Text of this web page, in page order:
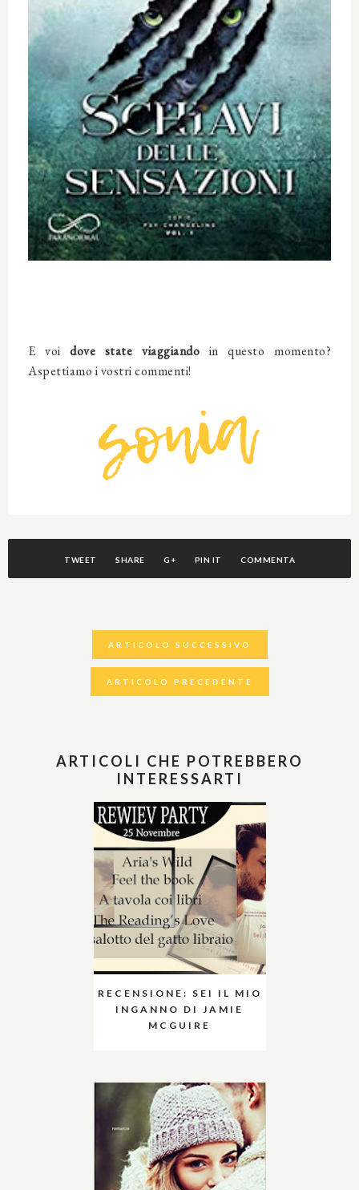
E voidove state viaggiando in questo momento?
Aspettiamo i vostri commenti!
TWEET SHARE G+ PIN IT COMMENTA
ARTICOLO SUCCESSIVO
ARTICOLO PRECEDENTE
ARTICOLI CHE POTREBBERO
INTERESSARTI
RECENSIONE: SEI IL MIO
INGANNO DI JAMIE
MCGUIRE